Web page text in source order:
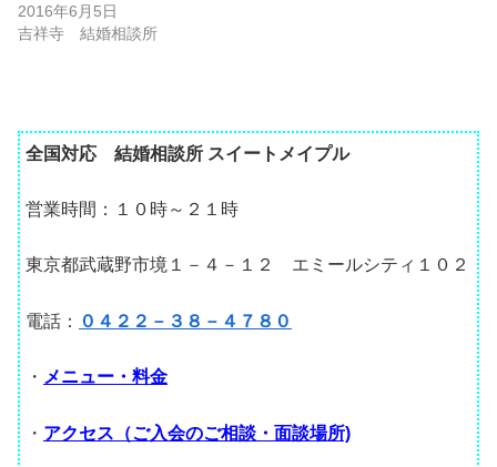
2016年6月5日
吉祥寺 結婚相談所
全国対応 結婚相談所 スイートメイプル
営業時間：１０時～２１時
東京都武蔵野市境１－４－１２ エミールシティ１０２
電話： ０４２２－３８－４７８０
・ メニュー・料金
・ アクセス（ご入会のご相談・面談場所)